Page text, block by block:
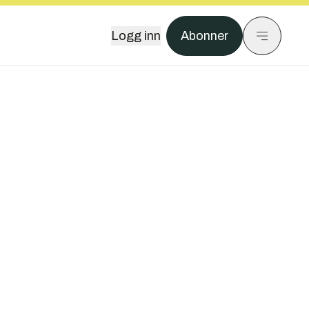
Logg inn Abonner